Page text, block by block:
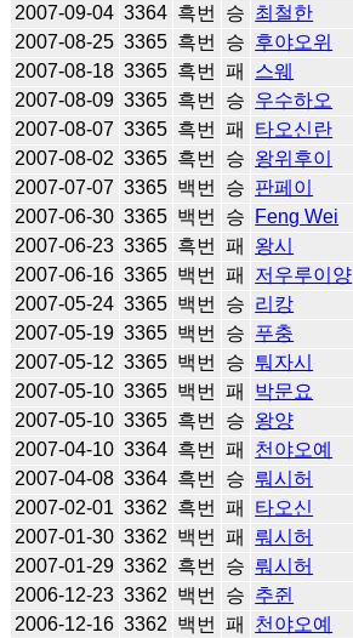
2007-09-04 3364 흑번 승 최철한
2007-08-25 3365 흑번 승 후야오위
2007-08-18 3365 흑번 패 스웨
2007-08-09 3365 흑번 승 우수하오
2007-08-07 3365 흑번 패 타오신란
2007-08-02 3365 흑번 승 왕위후이
2007-07-07 3365 백번 승 판페이
2007-06-30 3365 백번 승 Feng Wei
2007-06-23 3365 흑번 패 왕시
2007-06-16 3365 백번 패 저우루이양
2007-05-24 3365 백번 승 리캉
2007-05-19 3365 백번 승 푸충
2007-05-12 3365 백번 승 퉈자시
2007-05-10 3365 백번 패 박문요
2007-05-10 3365 흑번 승 왕양
2007-04-10 3364 흑번 패 천야오예
2007-04-08 3364 흑번 승 뤄시허
2007-02-01 3362 흑번 패 타오신
2007-01-30 3362 백번 패 뤄시허
2007-01-29 3362 흑번 승 뤄시허
2006-12-23 3362 백번 승 추쥔
2006-12-16 3362 백번 패 천야오예